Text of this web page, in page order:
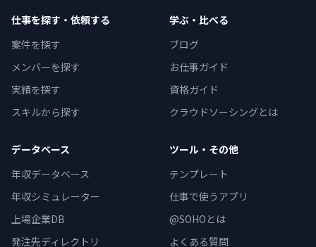
仕事を探す・依頼する
案件を探す
メンバーを探す
実績を探す
スキルから探す
学ぶ・比べる
ブログ
お仕事ガイド
資格ガイド
クラウドソーシングとは
データベース
年収データベース
年収シミュレーター
上場企業DB
発注先ディレクトリ
ツール・その他
テンプレート
仕事で使うアプリ
@SOHOとは
よくある質問